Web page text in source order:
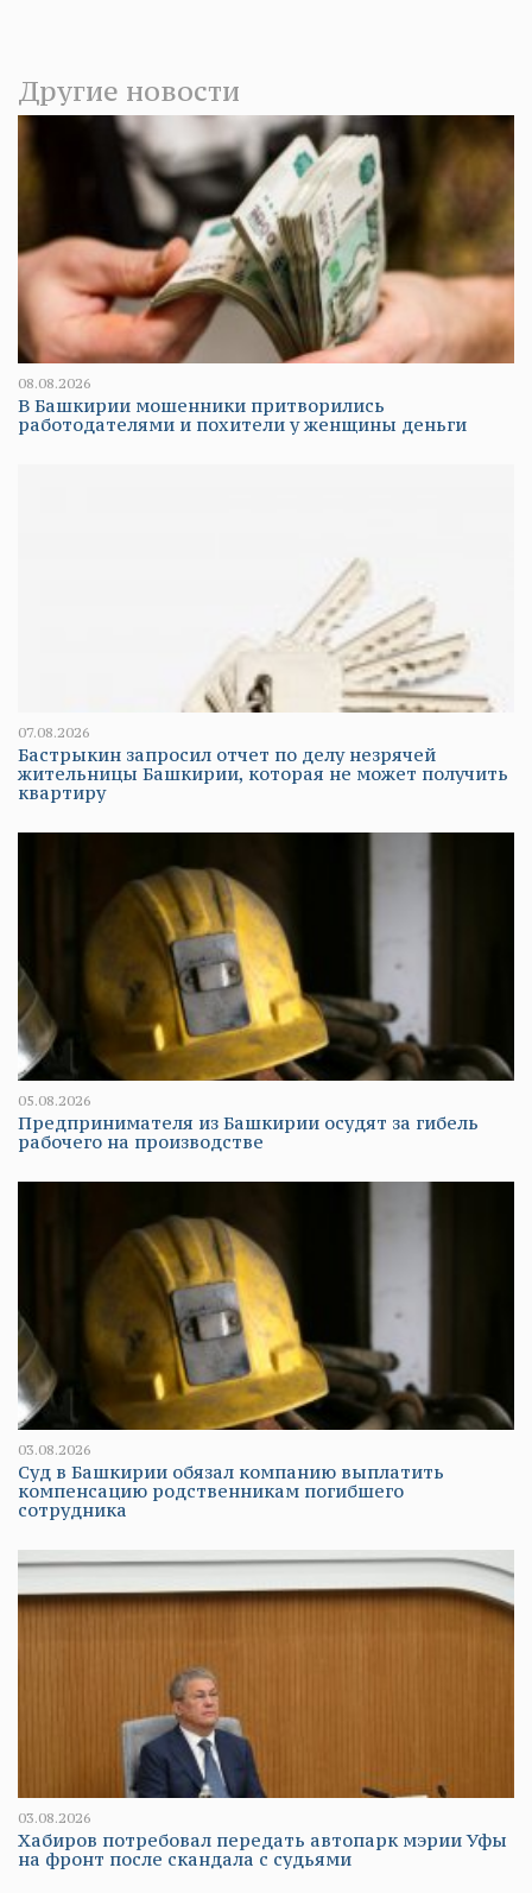
Другие новости
08.08.2026
В Башкирии мошенники притворились
работодателями и похители у женщины деньги
07.08.2026
Бастрыкин запросил отчет по делу незрячей
жительницы Башкирии, которая не может получить
квартиру
05.08.2026
Предпринимателя из Башкирии осудят за гибель
рабочего на производстве
03.08.2026
Суд в Башкирии обязал компанию выплатить
компенсацию родственникам погибшего
сотрудника
03.08.2026
Хабиров потребовал передать автопарк мэрии Уфы
на фронт после скандала с судьями